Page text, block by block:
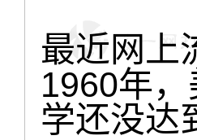
最近网上
1960年
学还没达